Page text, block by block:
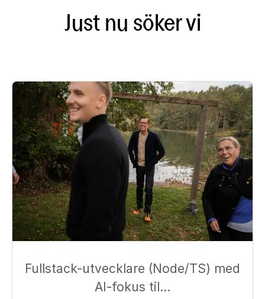
Just nu söker vi
Fullstack-utvecklare (Node/TS) med
AI-fokus til...